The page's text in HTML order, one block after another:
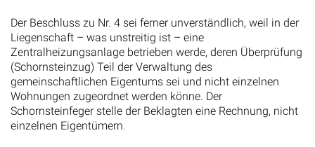
Der Beschluss zu Nr. 4 sei ferner unverständlich, weil in der
Liegenschaft – was unstreitig ist – eine
Zentralheizungsanlage betrieben werde, deren Überprüfung
(Schornsteinzug) Teil der Verwaltung des
gemeinschaftlichen Eigentums sei und nicht einzelnen
Wohnungen zugeordnet werden könne. Der
Schornsteinfeger stelle der Beklagten eine Rechnung, nicht
einzelnen Eigentümern.